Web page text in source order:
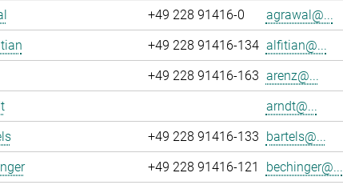
+49 228 91416-0
agrawal@...
+49 228 91416-134 alfitian@...
+49 228 91416-163 arenz@...
arndt@...
+49 228 91416-133 bartels@...
+49 228 91416-121 bechinger@...